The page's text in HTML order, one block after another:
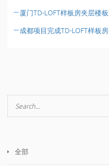
厦门TD-LOFT样板房夹层楼
成都项目完成TD-LOFT样板
全部